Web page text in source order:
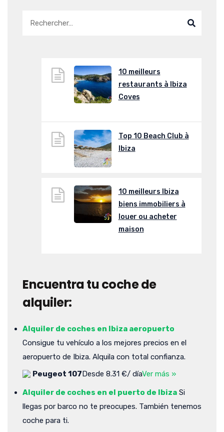
10 meilleurs
restaurants à Ibiza
Coves
Top 10 Beach Club à
Ibiza
10 meilleurs Ibiza
biens immobiliers à
louer ou acheter
maison
Encuentra tu coche de
alquiler:
Alquiler de coches en Ibiza aeropuerto
Consigue tu vehículo a los mejores precios en el
aeropuerto de Ibiza. Alquila con total confianza.
Peugeot 107 Desde 8.31 €/ díaVer más »
Alquiler de coches en el puerto de Ibiza Si
llegas por barco no te preocupes. También tenemos
coche para ti.